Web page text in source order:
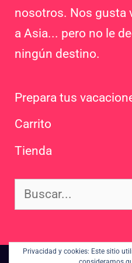
nosotros. Nos gusta
a Asia... pero no le
ningún destino.
Prepara tus
Carrito
Tienda
Buscar:
Privacidad y cookies: Este sitio